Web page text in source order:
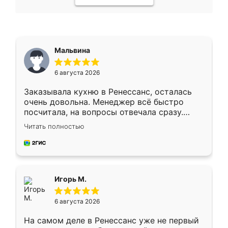
Мальвина
6 августа 2026
Заказывала кухню в Ренессанс, осталась
очень довольна. Менеджер всё быстро
посчитала, на вопросы отвечала сразу.
Замерщик приехал в субботу, подошёл к
делу со всей ответственностью. Собрали
за день, ребята работали аккуратно, даже
Читать полностью
Игорь М.
6 августа 2026
На самом деле в Ренессанс уже не первый